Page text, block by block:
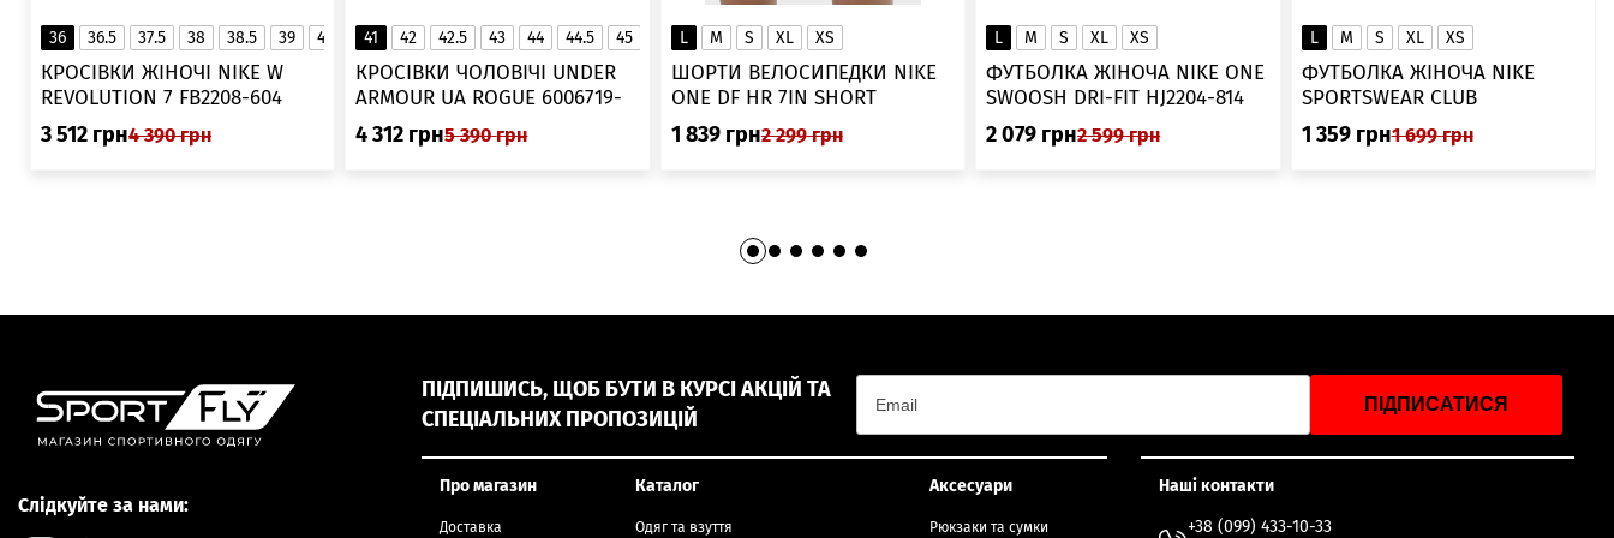
36 36.5 37.5 38 38.5 39 40 40.5
41
▲
КРОСІВКИ ЖІНОЧІ NIKE W
REVOLUTION 7 FB2208-604
3 512 грн4 390 грн
41 42 42.5 43 44 44.5 45 45.5
46
▲
КРОСІВКИ ЧОЛОВІЧІ UNDER
ARMOUR UA ROGUE 6006719-
025
4 312 грн5 390 грн
L M S XL XS
ШОРТИ ВЕЛОСИПЕДКИ NIKE
ONE DF HR 7IN SHORT
DV9022-010
1 839 грн2 299 грн
L M S XL XS
ФУТБОЛКА ЖІНОЧА NIKE ONE
SWOOSH DRI-FIT HJ2204-814
2 079 грн2 599 грн
L M S XL XS
ФУТБОЛКА ЖІНОЧА NIKE
SPORTSWEAR CLUB
ESSENTIALS DX7902-286
1 359 грн1 699 грн
Слідкуйте за нами:
ПІДПИШИСЬ, ЩОБ БУТИ В КУРСІ АКЦІЙ ТА
СПЕЦІАЛЬНИХ ПРОПОЗИЦІЙ
ПІДПИСАТИСЯ
Про магазин
Доставка
Каталог
Одяг та взуття
Аксесуари
Рюкзаки та сумки
Наші контакти
+38 (099) 433-10-33